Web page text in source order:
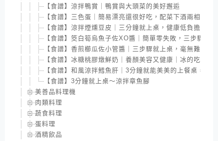
【食譜】涼拌鴨賞｜鴨賞與大頭菜的美好邂逅
【食譜】三色蛋｜簡易漂亮還很好吃，配菜下酒兩相宜
【食譜】涼拌煙燻豆皮｜三分鐘就上桌，健康低負擔的小
【食譜】筊白筍烏魚子佐XO醬｜簡單零失敗，三步驟就
【食譜】香煎櫛瓜佐小管醬｜三步驟就上桌，毫無難度的
【食譜】冰糖桃膠燉鮮奶｜養顏美容又健康｜冰的吃風味
【食譜】和風涼拌鱈魚肝｜3分鐘就能美美的上餐桌，好
【食譜】3分鐘就上桌～涼拌章魚腳
美善品料理機
肉類料理
蔬食料理
蛋料理
酒精飲品